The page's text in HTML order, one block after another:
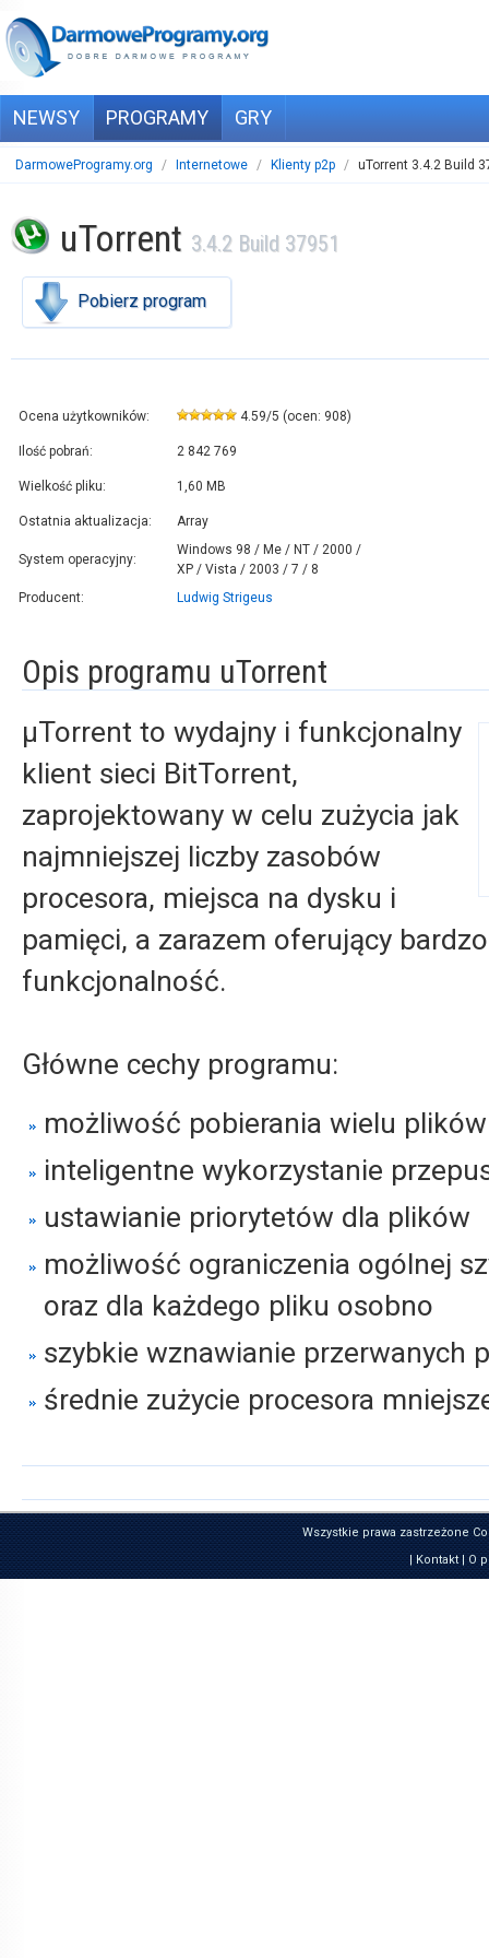
NEWSY PROGRAMY GRY
DarmoweProgramy.org / Internetowe / Klienty p2p / uTorrent 3.4.2 Build
uTorrent 3.4.2 Build 37951
Pobierz program
Ocena użytkowników: 4.59/5 (ocen: 908)
Ilość pobrań: 2 842 769
Wielkość pliku: 1,60 MB
Ostatnia aktualizacja: Array
System operacyjny:
Windows 98 / Me / NT / 2000 /
XP / Vista / 2003 / 7 / 8
Producent:
Ludwig Strigeus
Opis programu uTorrent
µTorrent to wydajny i funkcjonalny
klient sieci BitTorrent,
zaprojektowany w celu zużycia jak
najmniejszej liczby zasobów
procesora, miejsca na dysku i
pamięci, a zarazem oferujący
funkcjonalność.
Główne cechy programu:
możliwość pobierania wielu
inteligentne wykorzystanie
ustawianie priorytetów dla plików
możliwość ograniczenia ogólnej
oraz dla każdego pliku osobno
szybkie wznawianie przerwanych
średnie zużycie procesora
Wszystkie prawa zastrzeżone
|Kontakt|O